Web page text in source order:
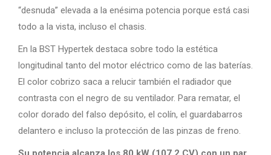
“desnuda” elevada a la enésima potencia porque está casi
todo a la vista, incluso el chasis.
En la BST Hypertek destaca sobre todo la estética
longitudinal tanto del motor eléctrico como de las baterías.
El color cobrizo saca a relucir también el radiador que
contrasta con el negro de su ventilador. Para rematar, el
color dorado del falso depósito, el colín, el guardabarros
delantero e incluso la protección de las pinzas de freno.